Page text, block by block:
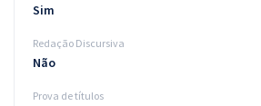
Sim
Redação Discursiva
Não
Prova de títulos